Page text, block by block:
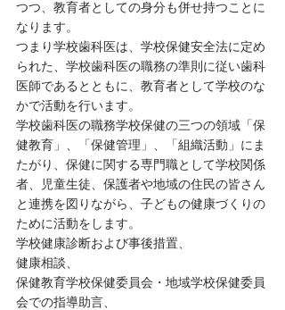
つつ、教育者としての身分も併せ持つことに
なります。
つまり学校歯科医は、学校保健安全法に定め
られた、学校歯科医の職務の準則に従い歯科
医師であるとともに、教育者として学校のな
かで活動を行います。
学校歯科医の職務学校保健の三つの領域「保
健教育」、「保健管理」、「組織活動」にま
たがり、保健に関する専門職として学校関係
者、児童生徒、保護者や地域の住民の皆さん
と連携を図りながら、子どもの健康づくりの
ために活動をします。
学校健康診断および事後措置、
健康相談、
保健教育学校保健委員会・地域学校保健委員
会での指導助言、